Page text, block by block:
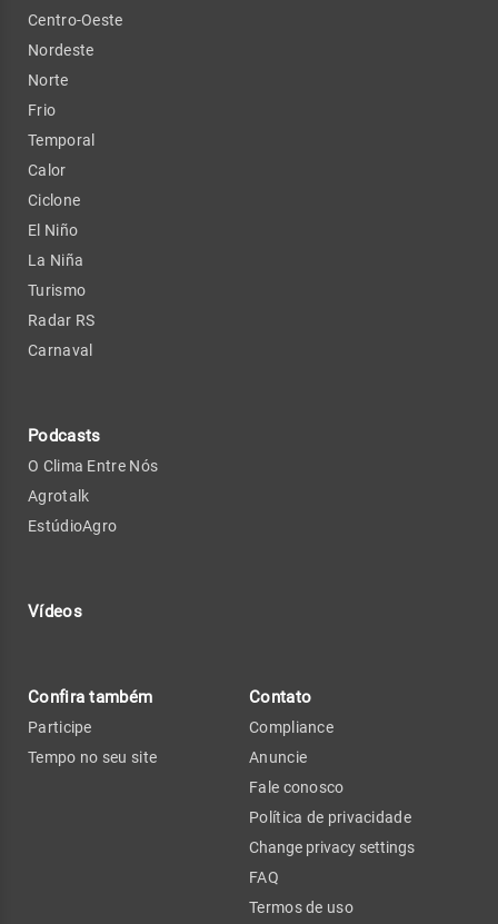
Centro-Oeste
Nordeste
Norte
Frio
Temporal
Calor
Ciclone
El Niño
La Niña
Turismo
Radar RS
Carnaval
Podcasts
O Clima Entre Nós
Agrotalk
EstúdioAgro
Vídeos
Confira também
Participe
Tempo no seu site
Contato
Compliance
Anuncie
Fale conosco
Política de privacidade
Change privacy settings
FAQ
Termos de uso